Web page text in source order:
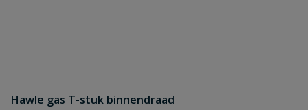
Hawle gas T-stuk binnendraad